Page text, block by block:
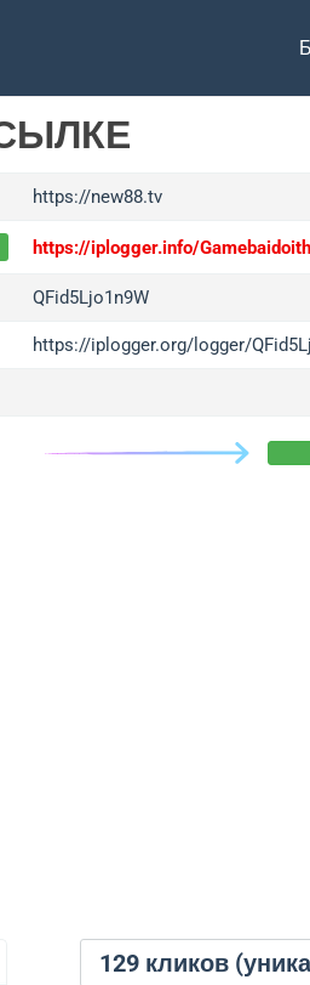
https://new88.tv
https://iplogger.info/
QFid5Ljo1n9W
https://iplogger.org/logger/
129 кликов